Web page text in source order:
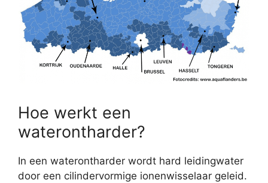
Hoe werkt een
waterontharder?
In een waterontharder wordt hard leidingwater
door een cilindervormige ionenwisselaar geleid.